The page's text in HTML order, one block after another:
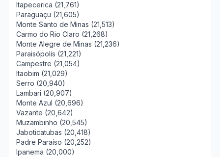
Itapecerica (21,761)
Paraguaçu (21,605)
Monte Santo de Minas (21,513)
Carmo do Rio Claro (21,268)
Monte Alegre de Minas (21,236)
Paraisópolis (21,221)
Campestre (21,054)
Itaobim (21,029)
Serro (20,940)
Lambari (20,907)
Monte Azul (20,696)
Vazante (20,642)
Muzambinho (20,545)
Jaboticatubas (20,418)
Padre Paraíso (20,252)
Ipanema (20,000)